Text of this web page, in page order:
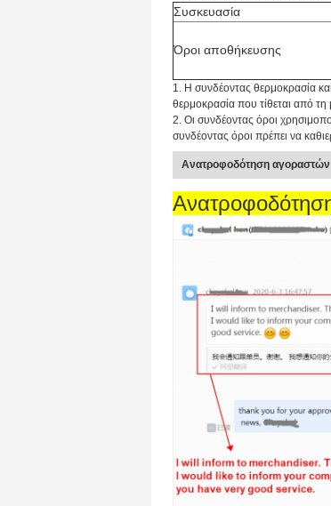
Συσκευασία
Όροι αποθήκευσης
1. Η συνδέοντας θερμοκρασία
θερμοκρασία που τίθεται από τη
2. Οι συνδέοντας όροι
συνδέοντας όροι πρέπει να
Ανατροφοδότηση αγοραστών